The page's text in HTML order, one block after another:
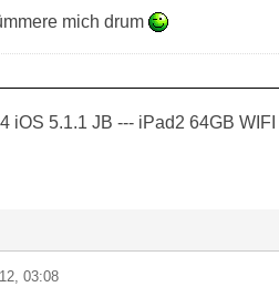
mich drum
iOS 5.1.1 JB --- iPad2 64GB
03:08